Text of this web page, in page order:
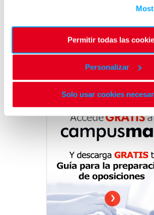
Permitir todas las
Personalizar
Solo usar cookies